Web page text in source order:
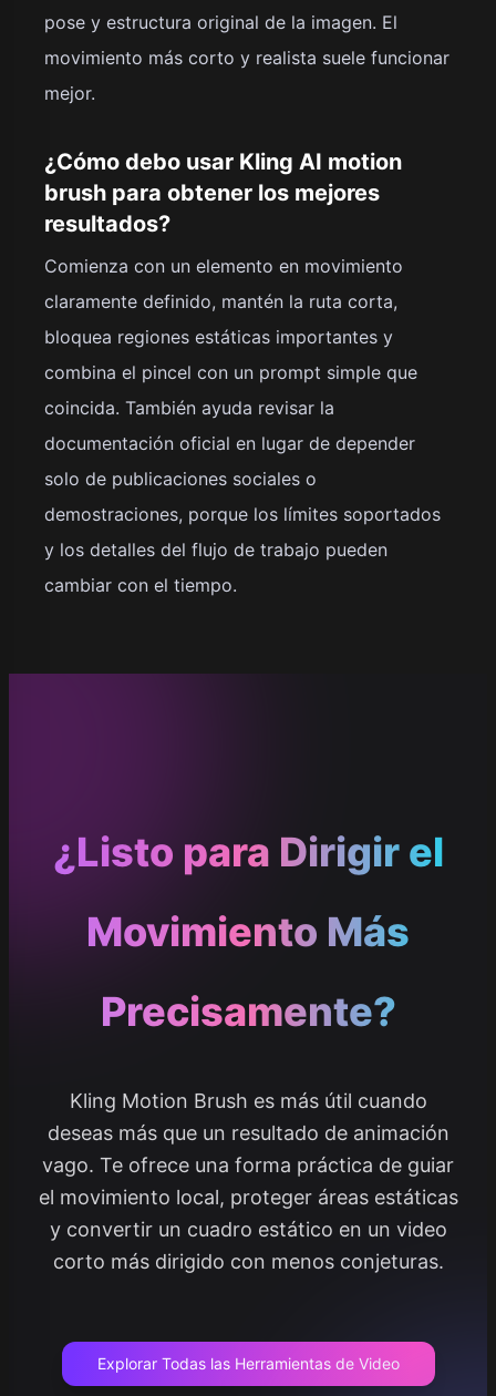
pose y estructura original de la imagen. El
movimiento más corto y realista suele funcionar
mejor.
¿Cómo debo usar Kling AI motion
brush para obtener los mejores
resultados?
Comienza con un elemento en movimiento
claramente definido, mantén la ruta corta,
bloquea regiones estáticas importantes y
combina el pincel con un prompt simple que
coincida. También ayuda revisar la
documentación oficial en lugar de depender
solo de publicaciones sociales o
demostraciones, porque los límites soportados
y los detalles del flujo de trabajo pueden
cambiar con el tiempo.
¿Listo para Dirigir el
Movimiento Más
Precisamente?
Kling Motion Brush es más útil cuando
deseas más que un resultado de animación
vago. Te ofrece una forma práctica de guiar
el movimiento local, proteger áreas estáticas
y convertir un cuadro estático en un video
corto más dirigido con menos conjeturas.
Explorar Todas las Herramientas de Video